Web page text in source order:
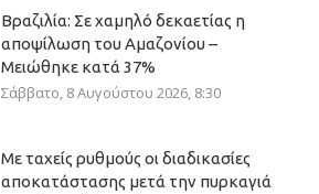
Βραζιλία: Σε χαμηλό δεκαετίας η
αποψίλωση του Αμαζονίου –
Μειώθηκε κατά 37%
Σάββατο, 8 Αυγούστου 2026, 8:30
Με ταχείς ρυθμούς οι διαδικασίες
αποκατάστασης μετά την πυρκαγιά